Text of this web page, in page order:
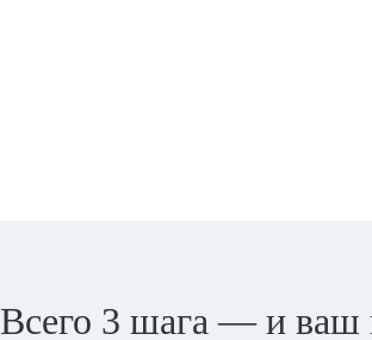
Всего 3 шага — и ваш